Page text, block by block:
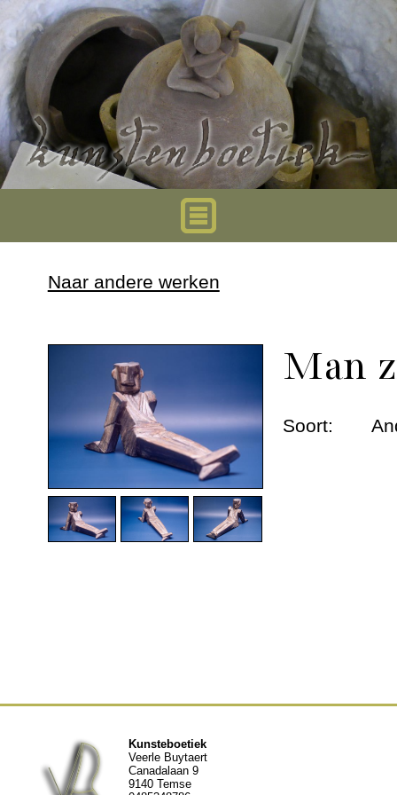
Home
Mini urnen
Dieren urnen
Andere werken
Geschiedenis
Naar andere werken
Man
Soort:
Kunsteboetiek
Veerle Buytaert
Canadalaan 9
9140 Temse